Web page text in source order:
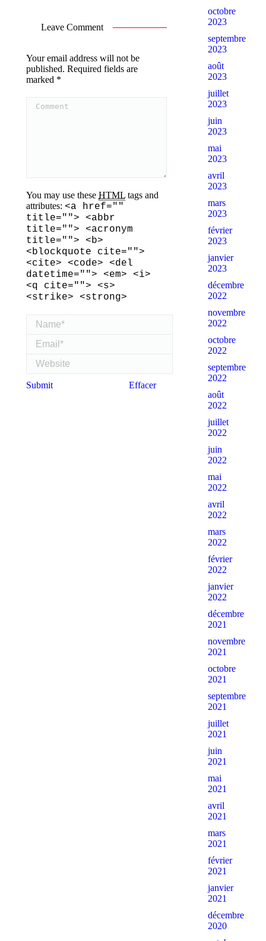
Leave Comment
Your email address will not be
published. Required fields are
marked *
You may use these HTML tags and
attributes: <a href=""
title=""> <abbr
title=""> <acronym
title=""> <b>
<blockquote cite="">
<cite> <code> <del
datetime=""> <em> <i>
<q cite=""> <s>
<strike> <strong>
Name *
Email *
Website
Effacer
Submit
octobre
2023
septembre
2023
août
2023
juillet
2023
juin
2023
mai
2023
avril
2023
mars
2023
février
2023
janvier
2023
décembre
2022
novembre
2022
octobre
2022
septembre
2022
août
2022
juillet
2022
juin
2022
mai
2022
avril
2022
mars
2022
février
2022
janvier
2022
décembre
2021
novembre
2021
octobre
2021
septembre
2021
juillet
2021
juin
2021
mai
2021
avril
2021
mars
2021
février
2021
janvier
2021
décembre
2020